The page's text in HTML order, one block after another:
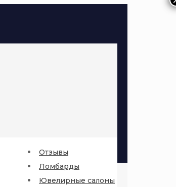
Отзывы
Ломбарды
Ювелирные салоны